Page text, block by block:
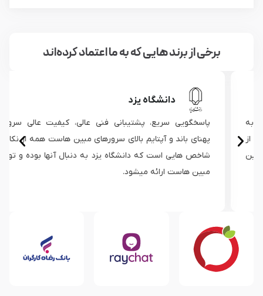
برخی از برند هایی که به ما اعتماد کرده‌اند
دانشگاه یزد
پاسخگویی سریع، پشتیبانی فنی عالی، کیفیت عالی سرورها،
پهنای باند و آپتایم بالای سرورهای مبین هاست همه از نکات و
شاخص هایی است که دانشگاه یزد به دنبال آنها بوده و توسط
مبین هاست ارائه میشود.